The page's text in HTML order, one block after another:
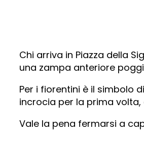
Chi arriva in Piazza della
una zampa anteriore
Per i fiorentini è il simbolo
incrocia per la prima
Vale la pena fermarsi a